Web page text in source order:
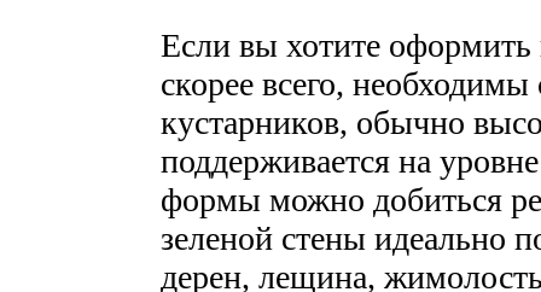
Если вы хотите
скорее всего,
кустарников, обычно
поддерживается на
формы можно добиться
зеленой стены идеально
дерен, лещина,